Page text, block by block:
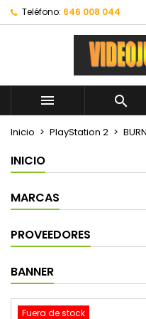
Teléfono: 646 008 044
 
Inicio PlayStation 2
INICIO
MARCAS
PROVEEDORES
BANNER
Fuera de stock